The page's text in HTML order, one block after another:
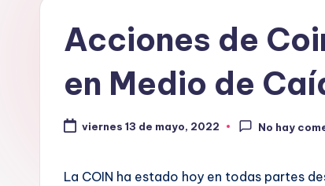
Acciones de
en Medio de
viernes 13 de mayo, 2022 No hay
La COIN ha estado hoy en todas partes